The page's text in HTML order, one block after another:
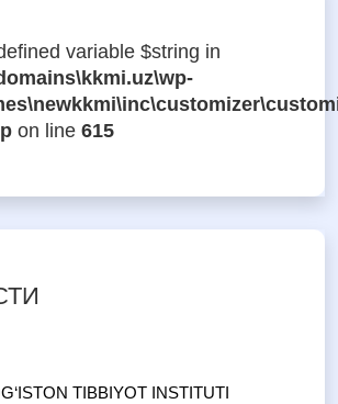
variable $string in
on line 615
TIBBIYOT INSTITUTI